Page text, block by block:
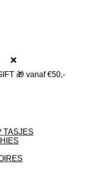
🎁 vanaf €50,-
TASJES